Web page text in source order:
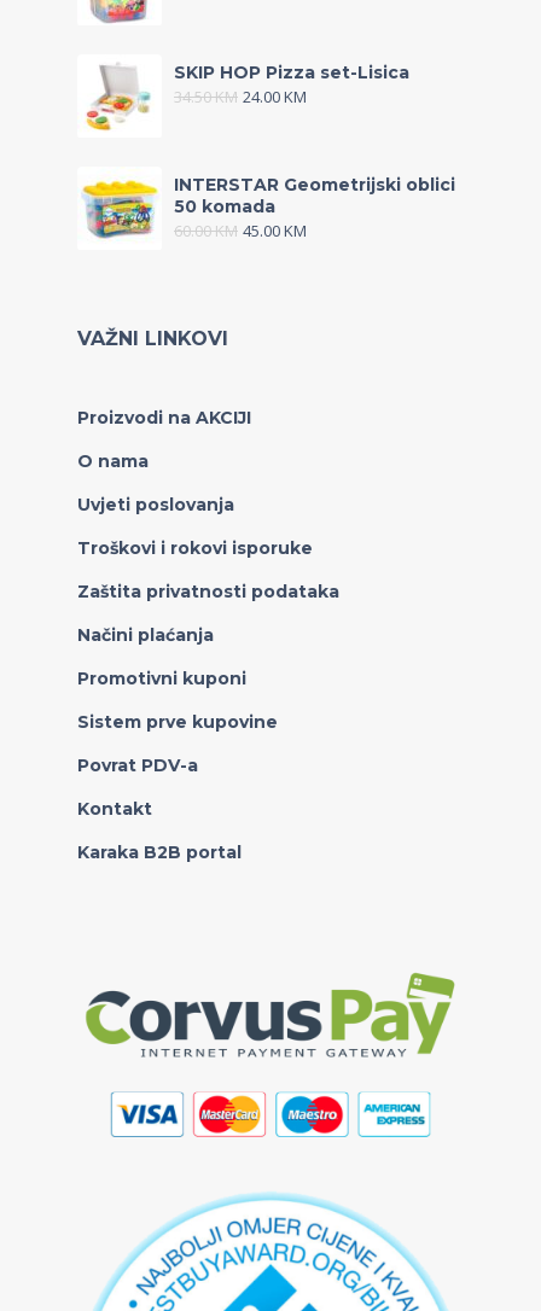
SKIP HOP Pizza set-Lisica
34.50KM 24.00KM
INTERSTAR Geometrijski oblici
50 komada
60.00KM 45.00KM
VAŽNI LINKOVI
Proizvodi na AKCIJI
O nama
Uvjeti poslovanja
Troškovi i rokovi isporuke
Zaštita privatnosti podataka
Načini plaćanja
Promotivni kuponi
Sistem prve kupovine
Povrat PDV-a
Kontakt
Karaka B2B portal